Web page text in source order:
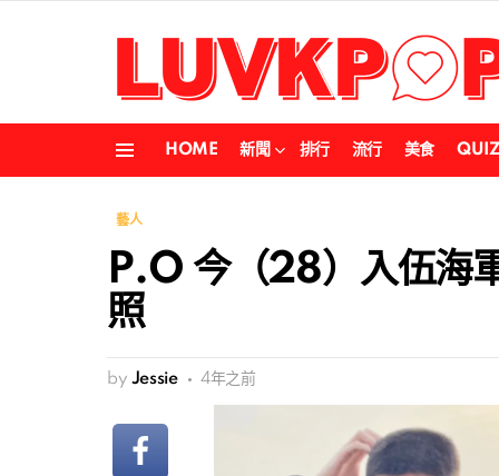
HOME 新聞 排行 流行 美食
藝人
P.O 今（28）入伍海
照
by Jessie 4年之前